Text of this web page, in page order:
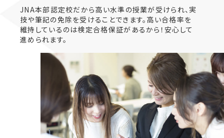
JNA本部認定校だから高い水準の授業が受けられ、実
技や筆記の免除を受けることできます。高い合格率を
維持しているのは検定合格保証があるから！安心して
進められます。